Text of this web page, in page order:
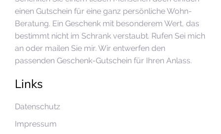
einen Gutschein für eine ganz persönliche Wohn-
Beratung. Ein Geschenk mit besonderem Wert, das
bestimmt nicht im Schrank verstaubt. Rufen Sei mich
an oder mailen Sie mir. Wir entwerfen den
passenden Geschenk-Gutschein für Ihren Anlass.
Links
Datenschutz
Impressum